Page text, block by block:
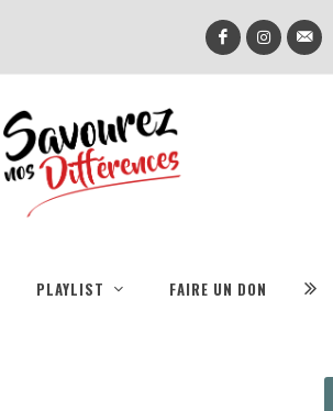
PLAYLIST FAIRE UN DON